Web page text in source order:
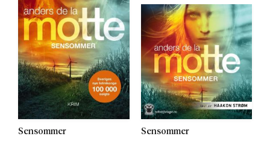
Sensommer Sensommer